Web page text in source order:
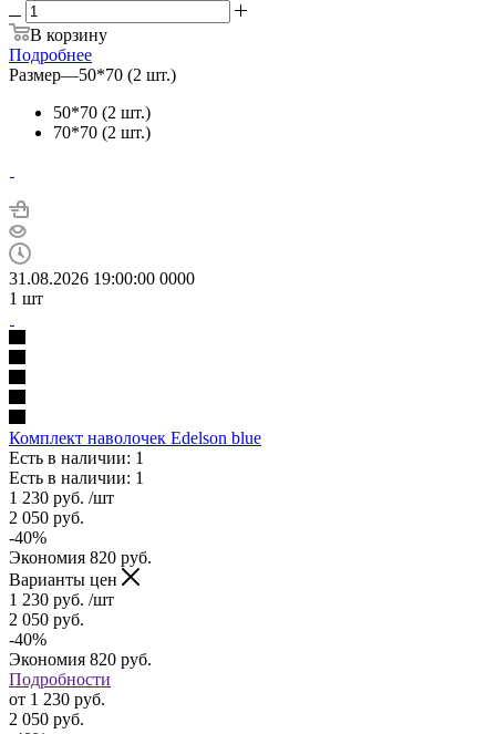
В корзину
Подробнее
Размер—50*70 (2 шт.)
50*70 (2 шт.)
70*70 (2 шт.)
31.08.2026 19:00:00 0000
1 шт
Комплект наволочек Edelson blue
Есть в наличии: 1
Есть в наличии: 1
1 230 руб. /шт
2 050 руб.
-40%
Экономия 820 руб.
Варианты цен
1 230 руб. /шт
2 050 руб.
-40%
Экономия 820 руб.
Подробности
от 1 230 руб.
2 050 руб.